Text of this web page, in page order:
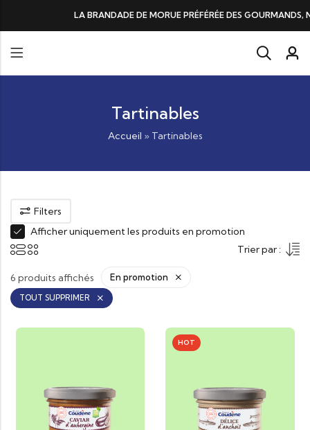
DE MORUE PRÉFÉRÉE DES GOURMANDS, N°1 DANS LES CŒURS ET
Tartinables
Accueil » Tartinables
Filters
Afficher uniquement les produits en promotion
Trier par :
6 produits affichés En promotion
TOUT SUPPRIMER
HOT